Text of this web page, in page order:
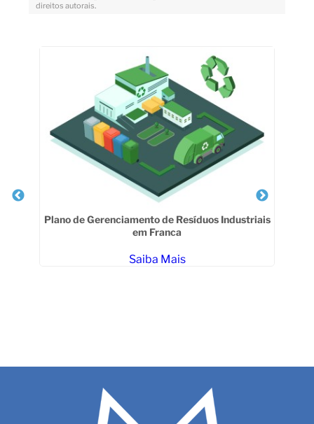
direitos autorais.
Plano de Gerenciamento de Resíduos Industriais
em Franca
Saiba Mais